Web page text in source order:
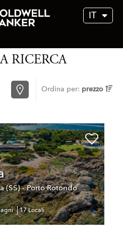
IT
RICERCA
Ordina per: prezzo
(SS) - Porto Rotondo
17 Locali